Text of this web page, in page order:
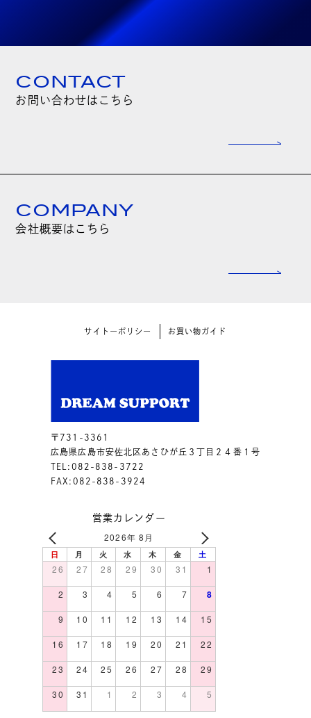
CONTACT
お問い合わせはこちら
COMPANY
会社概要はこちら
サイトーポリシー お買い物ガイド
〒731-3361
広島県広島市安佐北区あさひが丘３丁目２４番１号
TEL:082-838-3722
FAX:082-838-3924
営業カレンダー
2026年 8月
日 月 火 水 木 金 土
26 27 28 29 30 31 1
2 3 4 5 6 7 8
9 10 11 12 13 14 15
16 17 18 19 20 21 22
23 24 25 26 27 28 29
30 31 1 2 3 4 5